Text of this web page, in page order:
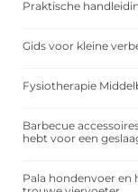
Praktische
Gids voor kleine
Fysiotherapie
Barbecue
hebt voor een
Pala hondenvoer en